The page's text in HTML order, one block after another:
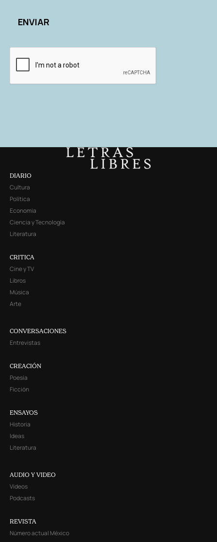
DIARIO
Cultura
Política
Economía
Ciencia y Tecnología
Literatura
CRITICA
Cine y TV
Libros
Música
Arte
CONVERSACIONES
Entrevistas
CREACIÓN
Poesía
Ficción
ENSAYOS
Historia
Ideas
Literatura
AUDIO Y VIDEO
Videos
Podcasts
REVISTA
Número actual México